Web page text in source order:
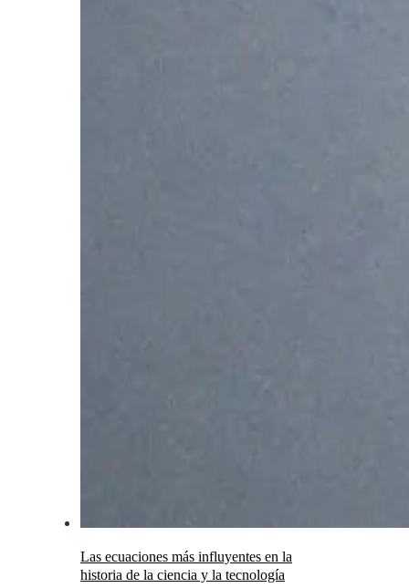
Las ecuaciones más influyentes en la
historia de la ciencia y la tecnología